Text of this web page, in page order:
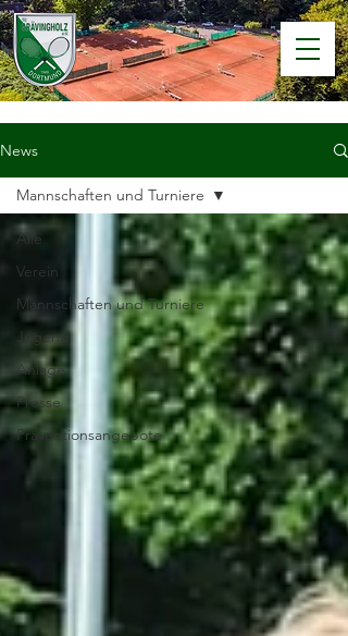
News
Alle
Verein
Mannschaften und Turniere
Jugend
Anlage
Presse
Präventionsangebote
Mannschaften und Turniere